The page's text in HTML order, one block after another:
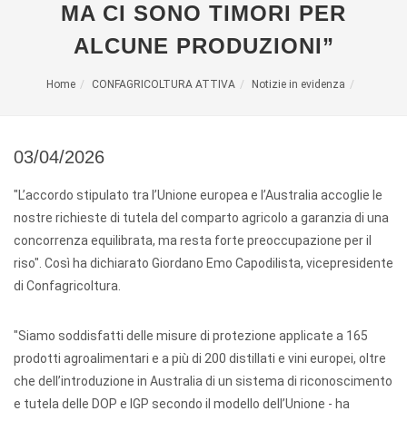
MA CI SONO TIMORI PER
ALCUNE PRODUZIONI”
Home CONFAGRICOLTURA ATTIVA Notizie in evidenza
03/04/2026
"L’accordo stipulato tra l’Unione europea e l’Australia accoglie le
nostre richieste di tutela del comparto agricolo a garanzia di una
concorrenza equilibrata, ma resta forte preoccupazione per il
riso". Così ha dichiarato Giordano Emo Capodilista, vicepresidente
di Confagricoltura.
"Siamo soddisfatti delle misure di protezione applicate a 165
prodotti agroalimentari e a più di 200 distillati e vini europei, oltre
che dell’introduzione in Australia di un sistema di riconoscimento
e tutela delle DOP e IGP secondo il modello dell’Unione - ha